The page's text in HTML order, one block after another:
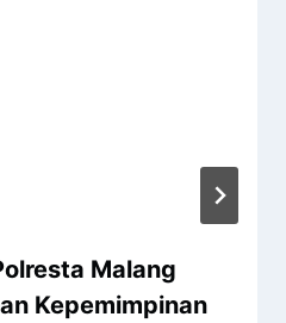
Malang
Kepemimpinan